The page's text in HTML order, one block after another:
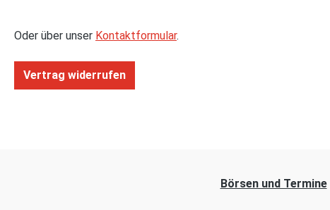
Oder über unser Kontaktformular.
Vertrag widerrufen
Börsen und Termine